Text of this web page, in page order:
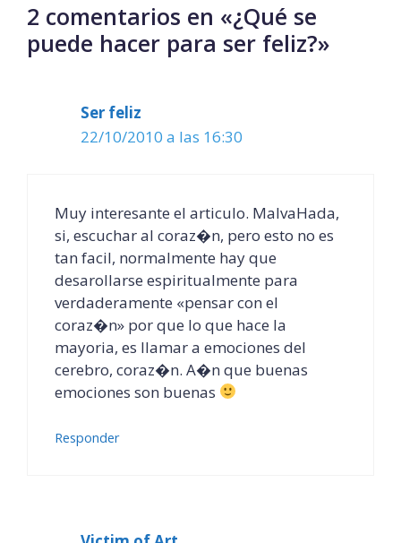
2 comentarios en «¿Qué se
puede hacer para ser feliz?»
Ser feliz
22/10/2010 a las 16:30
Muy interesante el articulo. MalvaHada,
si, escuchar al coraz�n, pero esto no es
tan facil, normalmente hay que
desarollarse espiritualmente para
verdaderamente «pensar con el
coraz�n» por que lo que hace la
mayoria, es llamar a emociones del
cerebro, coraz�n. A�n que buenas
emociones son buenas
Responder